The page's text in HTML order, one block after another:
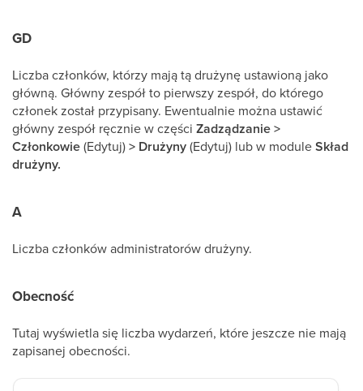
GD
Liczba członków, którzy mają tą drużynę ustawioną jako
główną. Główny zespół to pierwszy zespół, do którego
członek został przypisany. Ewentualnie można ustawić
główny zespół ręcznie w części Zadządzanie >
Członkowie(Edytuj)> Drużyny(Edytuj) lub w moduleSkład
drużyny.
A
Liczba członków administratorów drużyny.
Obecność
Tutaj wyświetla się liczba wydarzeń, które jeszcze nie mają
zapisanej obecności.